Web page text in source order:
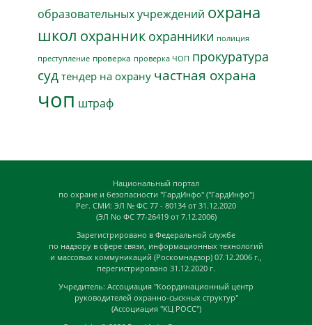
образовательных учреждений охрана
школ охранник охранники полиция
преступление проверка проверка ЧОП прокуратура
суд тендер на охрану частная охрана
чоп штраф
Национальный портал
по охране и безопасности "ГардИнфо" ("ГардИнфо")
Рег. СМИ: ЭЛ № ФС 77 - 80134 от 31.12.2020
(ЭЛ No ФС 77-26419 от 7.12.2006)
Зарегистрировано в Федеральной службе
по надзору в сфере связи, информационных технологий
и массовых коммуникаций (Роскомнадзор) 07.12.2006 г.,
перегистрировано 31.12.2020 г.
Учредитель: Ассоциация "Координационный центр
руководителей охранно-сыскных структур"
(Ассоциация "КЦ РОСС")